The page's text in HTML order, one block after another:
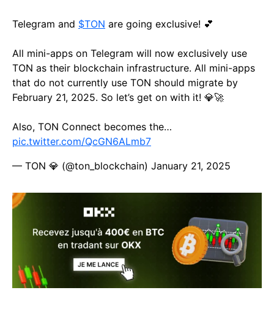
Telegram and $TON are going exclusive! 💕
All mini-apps on Telegram will now exclusively use
TON as their blockchain infrastructure. All mini-apps
that do not currently use TON should migrate by
February 21, 2025. So let’s get on with it! 💎🚀
Also, TON Connect becomes the…
pic.twitter.com/QcGN6ALmb7
— TON 💎 (@ton_blockchain) January 21, 2025